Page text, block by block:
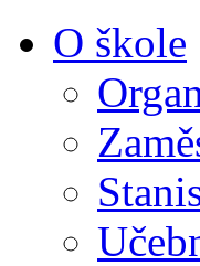
O škole